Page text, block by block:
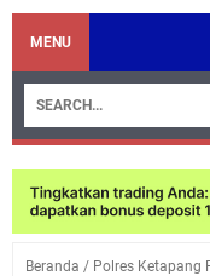
MENU
Beranda / Polres Ketapang